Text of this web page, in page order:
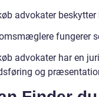
advokater beskytter
fungerer
advokater har en
og